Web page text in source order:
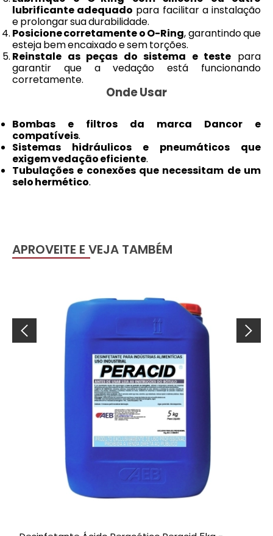
lubrificante adequado para facilitar a instalação
e prolongar sua durabilidade.
Posicione corretamente o O-Ring, garantindo que
esteja bem encaixado e sem torções.
Reinstale as peças do sistema e teste para
garantir que a vedação está funcionando
corretamente.
Onde Usar
Bombas e filtros da marca Dancor e
compatíveis.
Sistemas hidráulicos e pneumáticos que
exigem vedação eficiente.
Tubulações e conexões que necessitam de um
selo hermético.
APROVEITE E VEJA TAMBÉM